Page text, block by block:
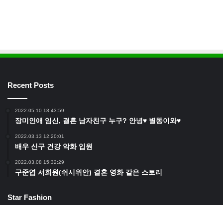
Recent Posts
2022.05.10 18:43:59
장미인애 임신, 결혼 남자친구 누구? 안녕♥ 별똥이와♥
2022.03.13 12:20:01
배우 신구 건강 악화 입원
2022.03.08 15:32:29
구준엽 서희원(쉬시위안) 결혼 영화 같은 스토리
Star Fashion